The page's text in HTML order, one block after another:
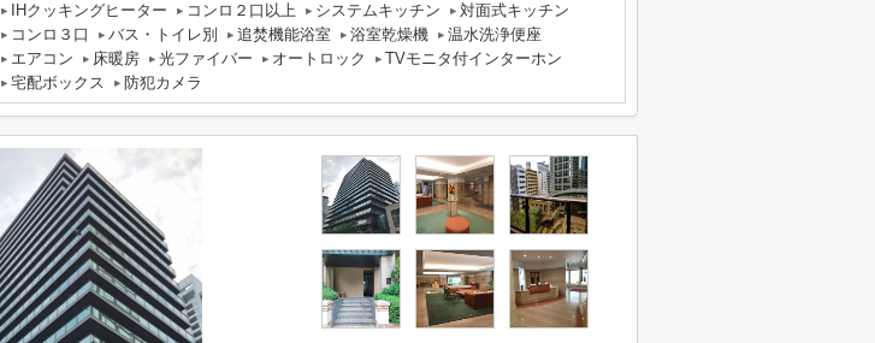
IHクッキングヒーター
コンロ２口以上 システムキッチン
対面式キッチン
コンロ３口
バス・トイレ別 追焚機能浴室 浴室乾燥機
温水洗浄便座
エアコン
床暖房 光ファイバー オートロック
TVモニタ付インターホン
宅配ボックス
防犯カメラ